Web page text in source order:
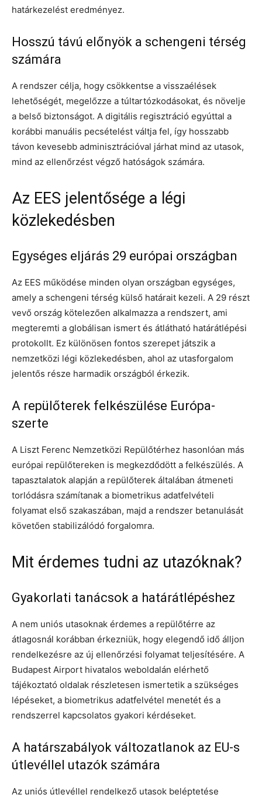
határkezelést eredményez.
Hosszú távú előnyök a schengeni térség
számára
A rendszer célja, hogy csökkentse a visszaélések
lehetőségét, megelőzze a túltartózkodásokat, és növelje
a belső biztonságot. A digitális regisztráció egyúttal a
korábbi manuális pecsételést váltja fel, így hosszabb
távon kevesebb adminisztrációval járhat mind az utasok,
mind az ellenőrzést végző hatóságok számára.
Az EES jelentősége a légi
közlekedésben
Egységes eljárás 29 európai országban
Az EES működése minden olyan országban egységes,
amely a schengeni térség külső határait kezeli. A 29 részt
vevő ország kötelezően alkalmazza a rendszert, ami
megteremti a globálisan ismert és átlátható határátlépési
protokollt. Ez különösen fontos szerepet játszik a
nemzetközi légi közlekedésben, ahol az utasforgalom
jelentős része harmadik országból érkezik.
A repülőterek felkészülése Európa-
szerte
A Liszt Ferenc Nemzetközi Repülőtérhez hasonlóan más
európai repülőtereken is megkezdődött a felkészülés. A
tapasztalatok alapján a repülőterek általában átmeneti
torlódásra számítanak a biometrikus adatfelvételi
folyamat első szakaszában, majd a rendszer betanulását
követően stabilizálódó forgalomra.
Mit érdemes tudni az utazóknak?
Gyakorlati tanácsok a határátlépéshez
A nem uniós utasoknak érdemes a repülőtérre az
átlagosnál korábban érkezniük, hogy elegendő idő álljon
rendelkezésre az új ellenőrzési folyamat teljesítésére. A
Budapest Airport hivatalos weboldalán elérhető
tájékoztató oldalak részletesen ismertetik a szükséges
lépéseket, a biometrikus adatfelvétel menetét és a
rendszerrel kapcsolatos gyakori kérdéseket.
A határszabályok változatlanok az EU-s
útlevéllel utazók számára
Az uniós útlevéllel rendelkező utasok beléptetése